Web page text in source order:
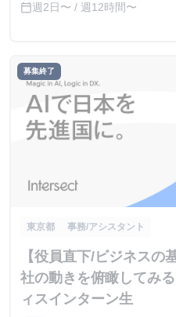
calendar_today週2日〜 / 週12時間〜
募集終了
東京都 事務/アシスタント
【役員直下/ビジネスの
社の動きを俯瞰してみ
ィスインターン生